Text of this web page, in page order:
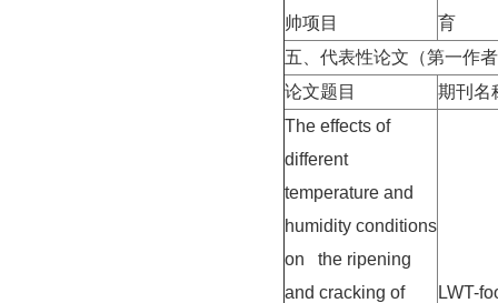
帅项目
育
五、代表性论文（第一作
论文题目
期刊名
The effects of
different
temperature and
humidity conditions
on the ripening
and cracking of
LWT-